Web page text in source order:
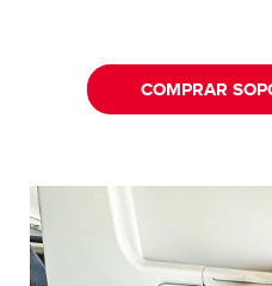
COMPRAR